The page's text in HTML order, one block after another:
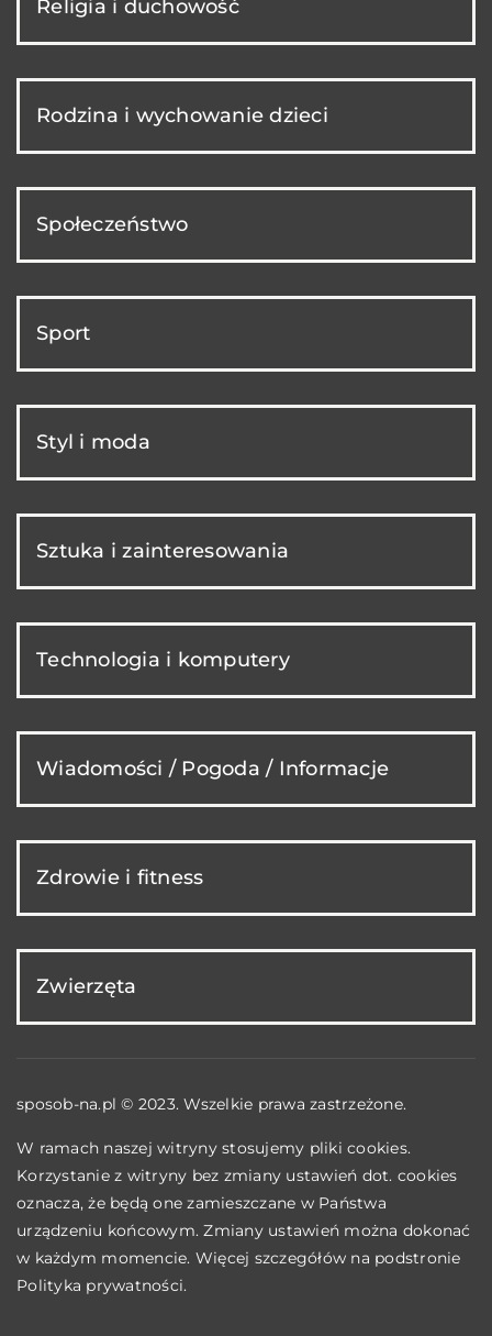
Religia i duchowość
Rodzina i wychowanie dzieci
Społeczeństwo
Sport
Styl i moda
Sztuka i zainteresowania
Technologia i komputery
Wiadomości / Pogoda / Informacje
Zdrowie i fitness
Zwierzęta
sposob-na.pl © 2023. Wszelkie prawa zastrzeżone.
W ramach naszej witryny stosujemy pliki cookies.
Korzystanie z witryny bez zmiany ustawień dot. cookies
oznacza, że będą one zamieszczane w Państwa
urządzeniu końcowym. Zmiany ustawień można dokonać
w każdym momencie. Więcej szczegółów na podstronie
Polityka prywatności.